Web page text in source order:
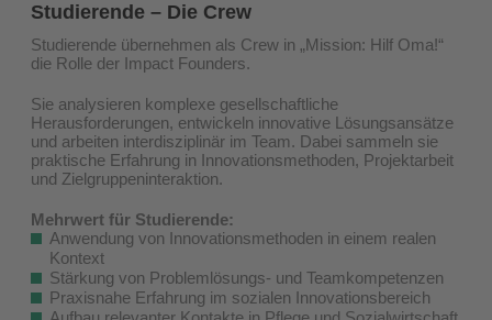
Studierende – Die Crew
Studierende übernehmen als Crew in „Mission: Hilf Oma!“
die Rolle der Impact Founders.
Sie analysieren komplexe gesellschaftliche
Herausforderungen, entwickeln innovative Lösungsansätze
und arbeiten interdisziplinär im Team. Dabei sammeln sie
praktische Erfahrung in Innovationsmethoden, Projektarbeit
und Zielgruppeninteraktion.
Mehrwert für Studierende:
Anwendung von Innovationsmethoden in einem realen
Kontext
Stärkung von Problemlösungs- und Teamkompetenzen
Praxisnahe Erfahrung im sozialen Innovationsbereich